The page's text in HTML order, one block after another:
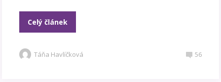
Celý článek
Táňa Havlíčková 56